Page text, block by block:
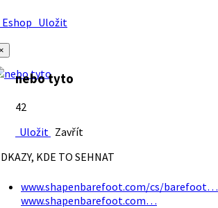
Uložit
nebo tyto
42
Uložit Zavřít
KDE TO SEHNAT
www.shapenbarefoot.com/cs/barefoot…
www.shapenbarefoot.com…